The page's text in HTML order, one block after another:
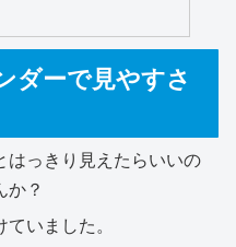
ダーで見やすさ
はっきり見えたらいいの
か？
いました。